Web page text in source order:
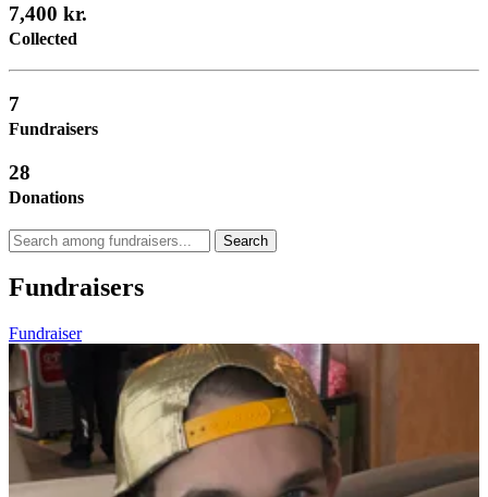
7,400 kr.
Collected
7
Fundraisers
28
Donations
Search
Fundraisers
Fundraiser